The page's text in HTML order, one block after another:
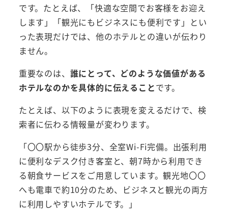
です。たとえば、「快適な空間でお客様をお迎え
します」「観光にもビジネスにも便利です」とい
った表現だけでは、他のホテルとの違いが伝わり
ません。
重要なのは、 誰にとって、どのような価値がある
ホテルなのかを具体的に伝えることです。
たとえば、以下のように表現を変えるだけで、検
索者に伝わる情報量が変わります。
「〇〇駅から徒歩3分、全室Wi-Fi完備。出張利用
に便利なデスク付き客室と、朝7時から利用でき
る朝食サービスをご用意しています。観光地〇〇
へも電車で約10分のため、ビジネスと観光の両方
に利用しやすいホテルです。」